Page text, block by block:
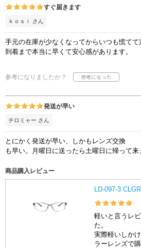
すぐ届きます
ｋｏｓｉ さん
手元の在庫が少なくなってからいつも慌て
到着まで本当に早くて安心感があります。
参考になりましたか？
発送が早い
チロミャー さん
とにかく発送が早い、しかもレンズ交換
も早い。月曜日に送ったら土曜日に帰って来
商品購入レビュー
LD-097-3 CLGR
軽いと言うレ
た。
実際軽いしか
ラーレンズで